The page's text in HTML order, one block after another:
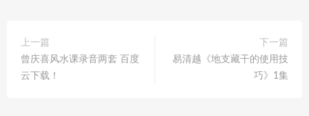
上一篇
曾庆喜风水课录音两套 百度
云下载！
下一篇
易清越《地支藏干的使用技
巧》1集